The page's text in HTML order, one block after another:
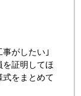
がしたい｣
を証明してほ
式をまとめて